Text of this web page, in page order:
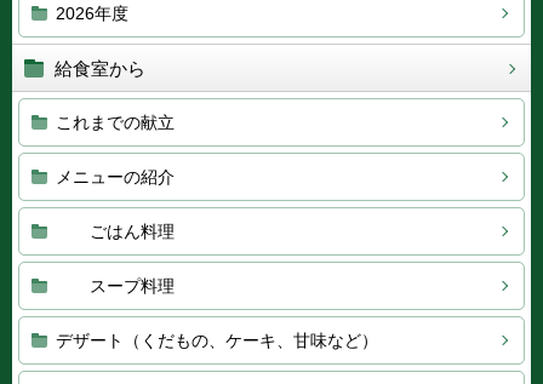
2026年度
給食室から
これまでの献立
メニューの紹介
ごはん料理
スープ料理
デザート（くだもの、ケーキ、甘味など）